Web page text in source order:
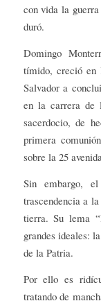
con vida la
duró.
Domingo
tímido, creció en
Salvador a
en la carrera de
sacerdocio, de
primera
sobre la 25
Sin embargo,
trascendencia a
tierra. Su lema
grandes ideales:
de la Patria.
Por ello es
tratando de